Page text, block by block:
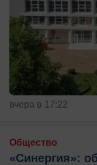
вчера в 17:22
Общество
«Синергия»: